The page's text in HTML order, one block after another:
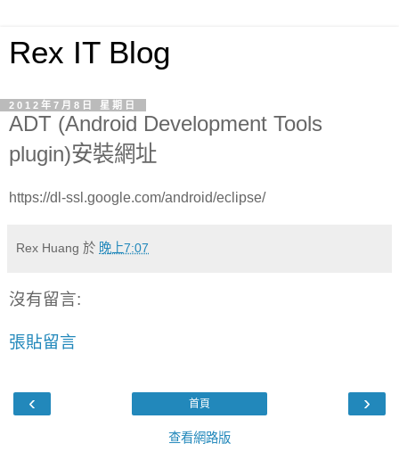
Rex IT Blog
2012年7月8日 星期日
ADT (Android Development Tools
plugin)安裝網址
https://dl-ssl.google.com/android/eclipse/
Rex Huang 於 晚上7:07
沒有留言:
張貼留言
‹ ›
首頁
查看網路版